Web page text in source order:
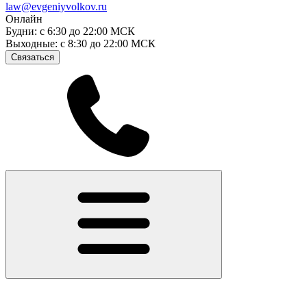
law@evgeniyvolkov.ru
Онлайн
Будни: с 6:30 до 22:00 МСК
Выходные: с 8:30 до 22:00 МСК
Связаться